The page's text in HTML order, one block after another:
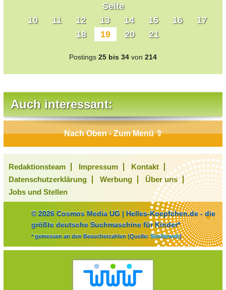
Seite
10
11 12 13 14 15 16
17
18
19 20 21
Postings 25 bis 34 von 214
Auch interessant:
Nach Oben - Zum Menü ⇧
Redaktionsteam Impressum
Kontakt
Datenschutzerklärung
Werbung
Über uns
Jobs und Stellen
© 2026 Cosmos Media UG | Helles-Koepfchen.de - die
größte deutsche Suchmaschine für Kinder*
* gemessen an den Besucherzahlen (Quelle: Similarweb)